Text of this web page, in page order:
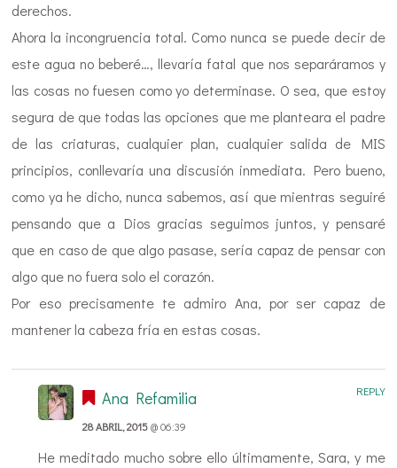
derechos.
Ahora la incongruencia total. Como nunca se puede decir de
este agua no beberé…, llevaría fatal que nos separáramos y
las cosas no fuesen como yo determinase. O sea, que estoy
segura de que todas las opciones que me planteara el padre
de las criaturas, cualquier plan, cualquier salida de MIS
principios, conllevaría una discusión inmediata. Pero bueno,
como ya he dicho, nunca sabemos, así que mientras seguiré
pensando que a Dios gracias seguimos juntos, y pensaré
que en caso de que algo pasase, sería capaz de pensar con
algo que no fuera solo el corazón.
Por eso precisamente te admiro Ana, por ser capaz de
mantener la cabeza fría en estas cosas.
Ana Refamilia
28 ABRIL, 2015@ 06:39
He meditado mucho sobre ello últimamente, Sara, y me
REPLY